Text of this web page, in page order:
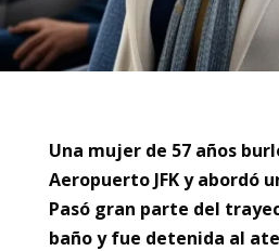
Una mujer de 57 años
Aeropuerto JFK y abordó
Pasó gran parte del
baño y fue detenida al